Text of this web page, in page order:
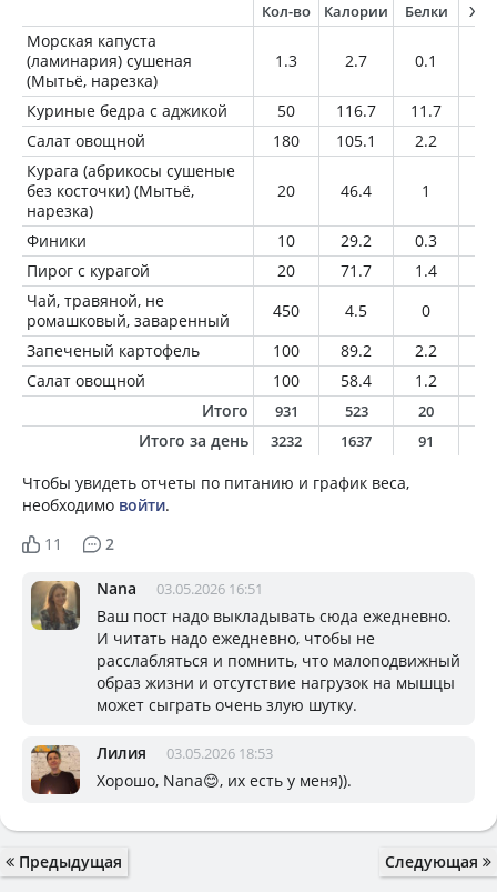
Кол-во Калории Белки
Морская капуста
(ламинария) сушеная
(Мытьё, нарезка)
1.3 2.7 0.1
Куриные бедра с аджикой 50 116.7 11.7
Салат овощной
180 105.1 2.2
Курага (абрикосы сушеные
без косточки) (Мытьё,
нарезка)
20 46.4 1
Финики 10 29.2 0.3
Пирог с курагой
20 71.7 1.4
Чай, травяной, не
ромашковый, заваренный
450 4.5 0
Запеченый картофель
100 89.2 2.2
Салат овощной
100 58.4 1.2
Итого
931 523 20
Итого за день 3232 1637 91
Чтобы увидеть отчеты по питанию и график веса,
необходимо войти.
11
2
Nana 03.05.2026 16:51
Ваш пост надо выкладывать сюда ежедневно.
И читать надо ежедневно, чтобы не
расслабляться и помнить, что малоподвижный
образ жизни и отсутствие нагрузок на мышцы
может сыграть очень злую шутку.
Лилия 03.05.2026 18:53
Хорошо, Nana😊, их есть у меня)).
Предыдущая Следующая